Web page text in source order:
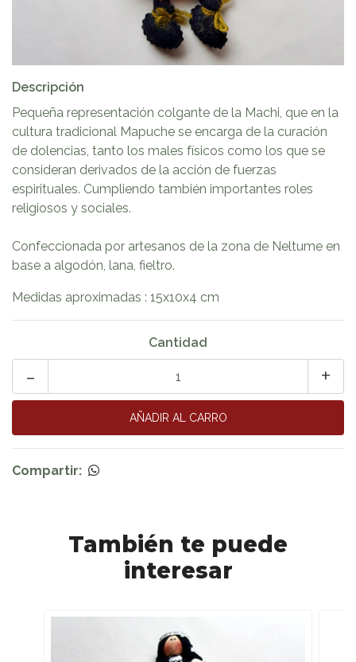
Descripción
Pequeña representación colgante de la Machi, que en la
cultura tradicional Mapuche se encarga de la curación
de dolencias, tanto los males físicos como los que se
consideran derivados de la acción de fuerzas
espirituales. Cumpliendo también importantes roles
religiosos y sociales.
Confeccionada por artesanos de la zona de Neltume en
base a algodón, lana, fieltro.
Medidas aproximadas : 15x10x4 cm
Cantidad
+
-
Compartir:
También te puede
interesar